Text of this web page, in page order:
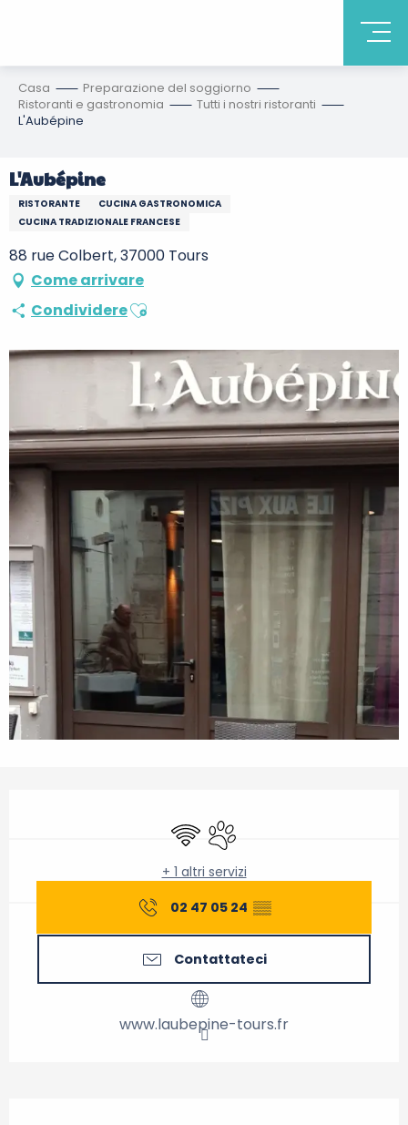
Casa
Preparazione del soggiorno
Ristoranti e gastronomia
Tutti i nostri ristoranti
L'Aubépine
L'Aubépine
RISTORANTE
CUCINA GASTRONOMICA
CUCINA TRADIZIONALE FRANCESE
88 rue Colbert, 37000 Tours
Come arrivare
CondividereAjouter aux favoris
Wi-Fi Animali ammessi
+ 1 altri servizi
02 47 05 24 ▒▒
Contattateci
www.laubepine-tours.fr